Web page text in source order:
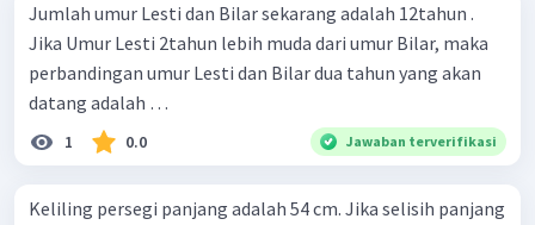
Jumlah umur Lesti dan Bilar sekarang adalah 12tahun .
Jika Umur Lesti 2tahun lebih muda dari umur Bilar, maka
perbandingan umur Lesti dan Bilar dua tahun yang akan
datang adalah …
1 0.0 Jawaban terverifikasi
Keliling persegi panjang adalah 54 cm. Jika selisih panjang